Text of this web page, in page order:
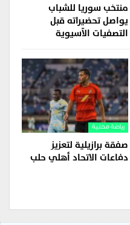
منتخب سوريا للشباب
يواصل تحضيراته قبل
التصفيات الآسيوية
رياضة محلية
صفقة برازيلية لتعزيز
دفاعات الاتحاد أهلي حلب